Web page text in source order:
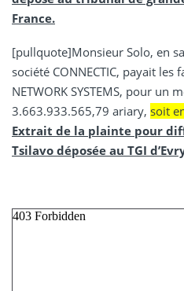
France.
[pullquote]Monsieur Solo, en
société CONNECTIC, payait les
NETWORK SYSTEMS, pour un
3.663.933.565,79 ariary, soit
Extrait de la plainte pour
Tsilavo déposée au TGI